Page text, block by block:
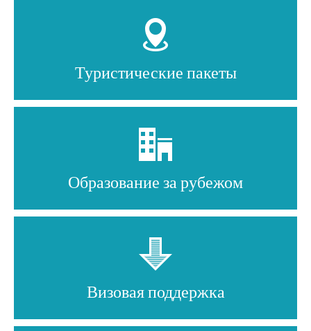
Туристические пакеты
Образование за рубежом
Визовая поддержка